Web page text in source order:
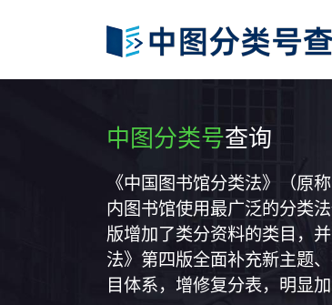
中图分类号查询
《中国图书馆分类法》（原
内图书馆使用最广泛的分类
版增加了类分资料的类目，
法》第四版全面补充新主题
目体系，增修复分表，明显